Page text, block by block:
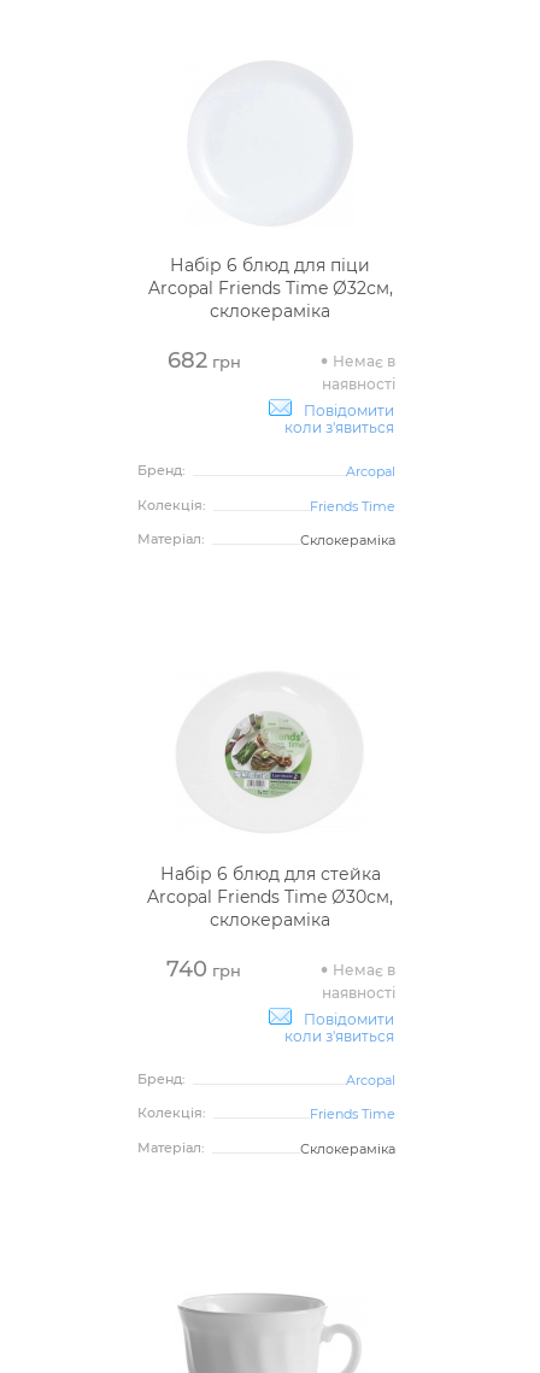
Набір 6 блюд для піци
Arcopal Friends Time Ø32см,
склокераміка
682грн
Немає в
наявності
Повідомити
коли з'явиться
Бренд:
Arcopal
Колекція:
Friends Time
Матеріал:
Склокераміка
Набір 6 блюд для стейка
Arcopal Friends Time Ø30см,
склокераміка
740 грн
Немає в
наявності
Повідомити
коли з'явиться
Бренд:
Arcopal
Колекція:
Friends Time
Матеріал:
Склокераміка